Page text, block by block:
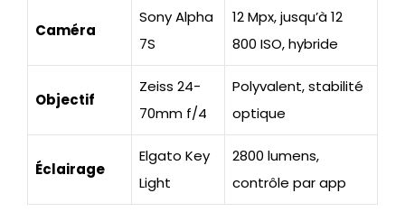
Caméra
Sony Alpha
7S
12 Mpx, jusqu’à 12
800 ISO, hybride
Objectif
Zeiss 24-
70mm f/4
Polyvalent, stabilité
optique
Éclairage
Elgato Key
Light
2800 lumens,
contrôle par app